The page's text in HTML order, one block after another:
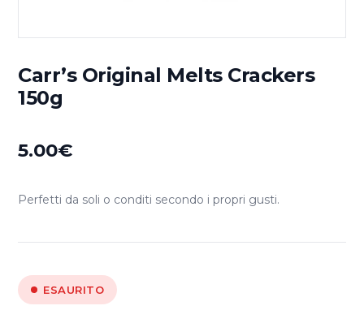
Carr’s Original Melts Crackers
150g
5.00€
Perfetti da soli o conditi secondo i propri gusti.
ESAURITO